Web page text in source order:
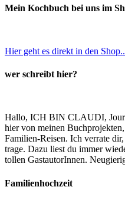
Mein Kochbuch bei uns im
Hier geht es direkt in den
wer schreibt hier?
Hallo, ICH BIN CLAUDI,
hier von meinen
Familien-Reisen. Ich verrate
trage. Dazu liest du immer
tollen GastautorInnen.
Familienhochzeit